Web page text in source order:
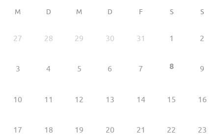
M D M D F S S
27 28 29 30 31 1 2
3 4 5 6 7 8 9
10 11 12 13 14 15 16
17 18 19 20 21 22 23